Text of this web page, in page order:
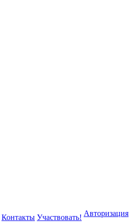
Контакты Участвовать! Авторизация